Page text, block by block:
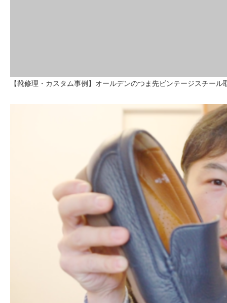
【靴修理・カスタム事例】オールデンのつま先ビンテージスチー